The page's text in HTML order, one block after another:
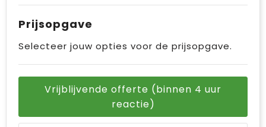
Prijsopgave
Selecteer jouw opties voor de prijsopgave.
Vrijblijvende offerte (binnen 4 uur
reactie)